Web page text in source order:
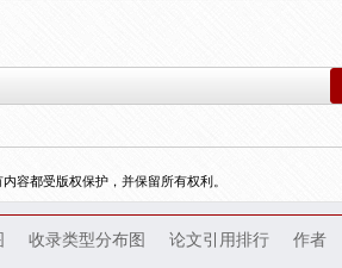
容都受版权保护，并保留所有权利。
收录类型分布图 论文引用排行 作者